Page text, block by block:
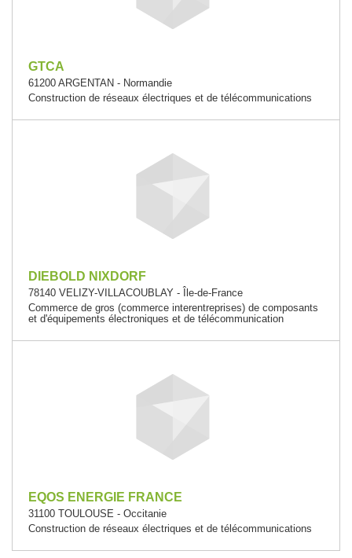
GTCA
61200 ARGENTAN - Normandie
Construction de réseaux électriques et de télécommunications
DIEBOLD NIXDORF
78140 VELIZY-VILLACOUBLAY - Île-de-France
Commerce de gros (commerce interentreprises) de composants
et d'équipements électroniques et de télécommunication
EQOS ENERGIE FRANCE
31100 TOULOUSE - Occitanie
Construction de réseaux électriques et de télécommunications